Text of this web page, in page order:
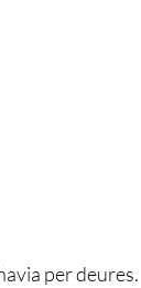
per deures.